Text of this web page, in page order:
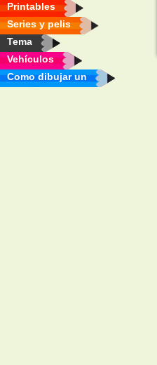
Printables
Series y pelis
Tema
Vehículos
Como dibujar un